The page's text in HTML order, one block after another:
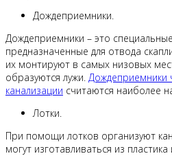
Дождеприемники.
Дождеприемники – это
предназначенные для отвода
их монтируют в самых низовых
образуются лужи. Дождеприемники
канализации считаются наиболее
Лотки.
При помощи лотков организуют
могут изготавливаться из пластика